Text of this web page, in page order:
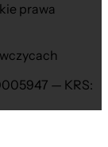
prawa
— KRS: